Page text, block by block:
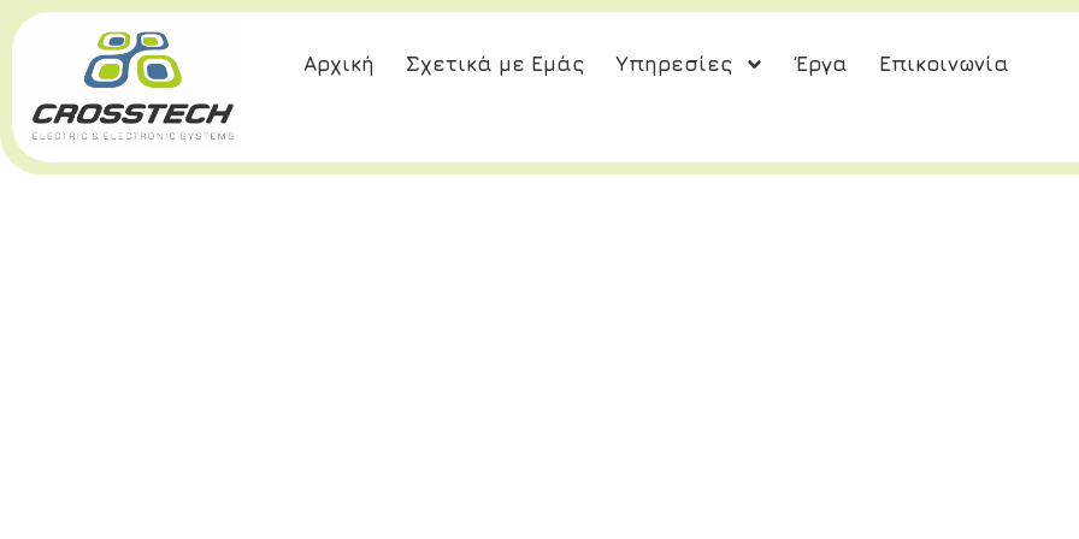
Αρχική Σχετικά με Εμάς Υπηρεσίες Έργα Επικοινωνία